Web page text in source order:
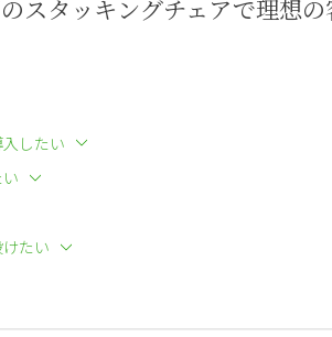
スタッキングチェアで理想の
したい
たい